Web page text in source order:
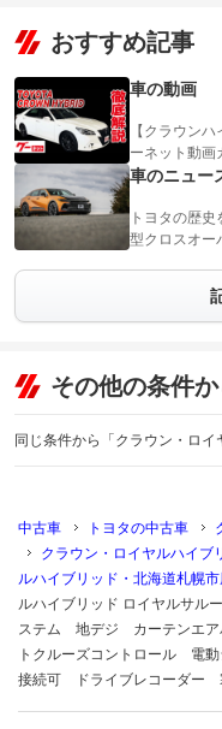
おすすめ記事
車の動画
【クラウン
ーネット動画
車のニュー
トヨタの歴
型クロスオー
その他の条件
同じ条件から「クラウン・ロ
中古車 トヨタの中古車
クラウン・ロイヤルハイブ
ルハイブリッド・北海道札幌
ルハイブリッド ロイヤルサ
ステム 地デジ カーテンエ
トクルーズコントロール 電
接続可 ドライブレコーダー